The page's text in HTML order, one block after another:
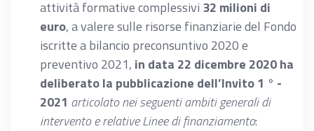
attività formative complessivi 32 milioni di
euro, a valere sulle risorse finanziarie del Fondo
iscritte a bilancio preconsuntivo 2020 e
preventivo 2021, in data 22 dicembre 2020 ha
deliberato la pubblicazione dell’Invito 1 ° -
2021 articolato nei seguenti ambiti generali di
intervento e relative Linee di finanziamento: